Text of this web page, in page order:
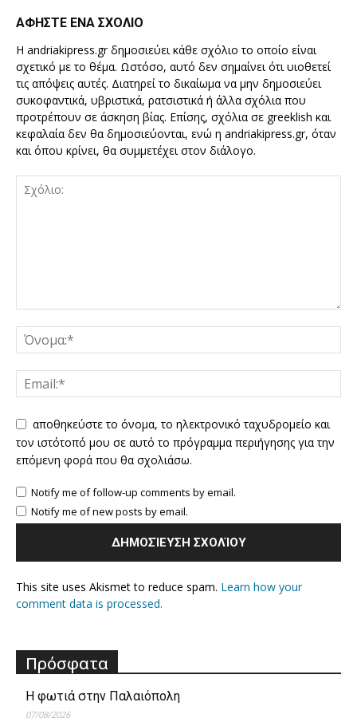
ΑΦΗΣΤΕ ΕΝΑ ΣΧΟΛΙΟ
Η andriakipress.gr δημοσιεύει κάθε σχόλιο το οποίο είναι
σχετικό με το θέμα. Ωστόσο, αυτό δεν σημαίνει ότι υιοθετεί
τις απόψεις αυτές. Διατηρεί το δικαίωμα να μην δημοσιεύει
συκοφαντικά, υβριστικά, ρατσιστικά ή άλλα σχόλια που
προτρέπουν σε άσκηση βίας. Επίσης, σχόλια σε greeklish και
κεφαλαία δεν θα δημοσιεύονται, ενώ η andriakipress.gr, όταν
και όπου κρίνει, θα συμμετέχει στον διάλογο.
αποθηκεύστε το όνομα, το ηλεκτρονικό ταχυδρομείο και
τον ιστότοπό μου σε αυτό το πρόγραμμα περιήγησης για την
επόμενη φορά που θα σχολιάσω.
Notify me of follow-up comments by email.
Notify me of new posts by email.
This site uses Akismet to reduce spam. Learn how your
comment data is processed.
Πρόσφατα
Η φωτιά στην Παλαιόπολη
07/08/2026